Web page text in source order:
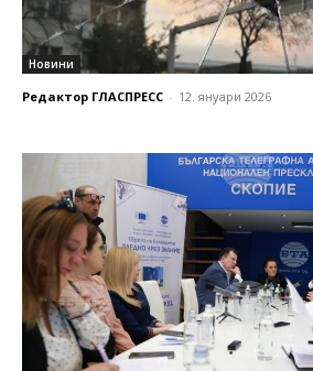
Новини
Редактор ГЛАСПРЕСС - 12. януари 2026